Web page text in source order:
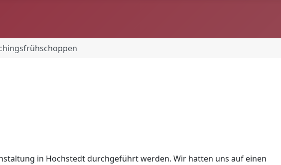
in Hochstedt durchgeführt werden. Wir hatten uns auf einen